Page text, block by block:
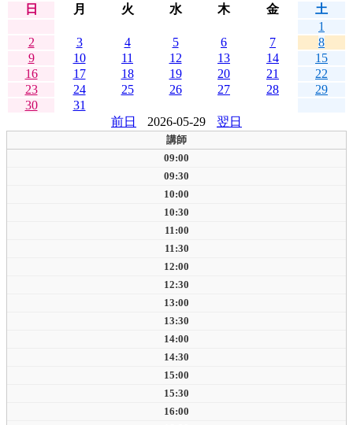
日
月 火 水 木 金
土
1
2
3 4 5 6 7
8
9
10 11 12 13 14
15
16
17 18 19 20 21
22
23
24 25 26 27 28
29
30
31
前日
2026-05-29 翌日
講師
09:00
09:30
10:00
10:30
11:00
11:30
12:00
12:30
13:00
13:30
14:00
14:30
15:00
15:30
16:00